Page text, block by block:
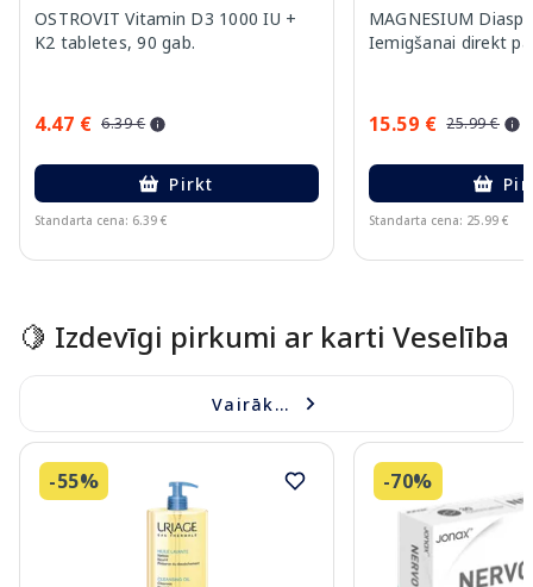
OSTROVIT Vitamin D3 1000 IU +
K2 tabletes, 90 gab.
4.47 € 6.39 €
Pirkt
Standarta cena: 6.39 €
MAGNESIUM
Iemigšanai direkt
15.59 € 25.99 €
Standarta cena: 25.99 €
🍋 Izdevīgi pirkumi ar karti Veselība
Vairāk...
-55% -70%